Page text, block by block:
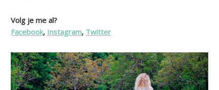
Volg je me al?
Facebook, Instagram, Twitter